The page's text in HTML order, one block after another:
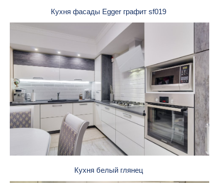
Кухня фасады Egger графит sf019
Кухня белый глянец